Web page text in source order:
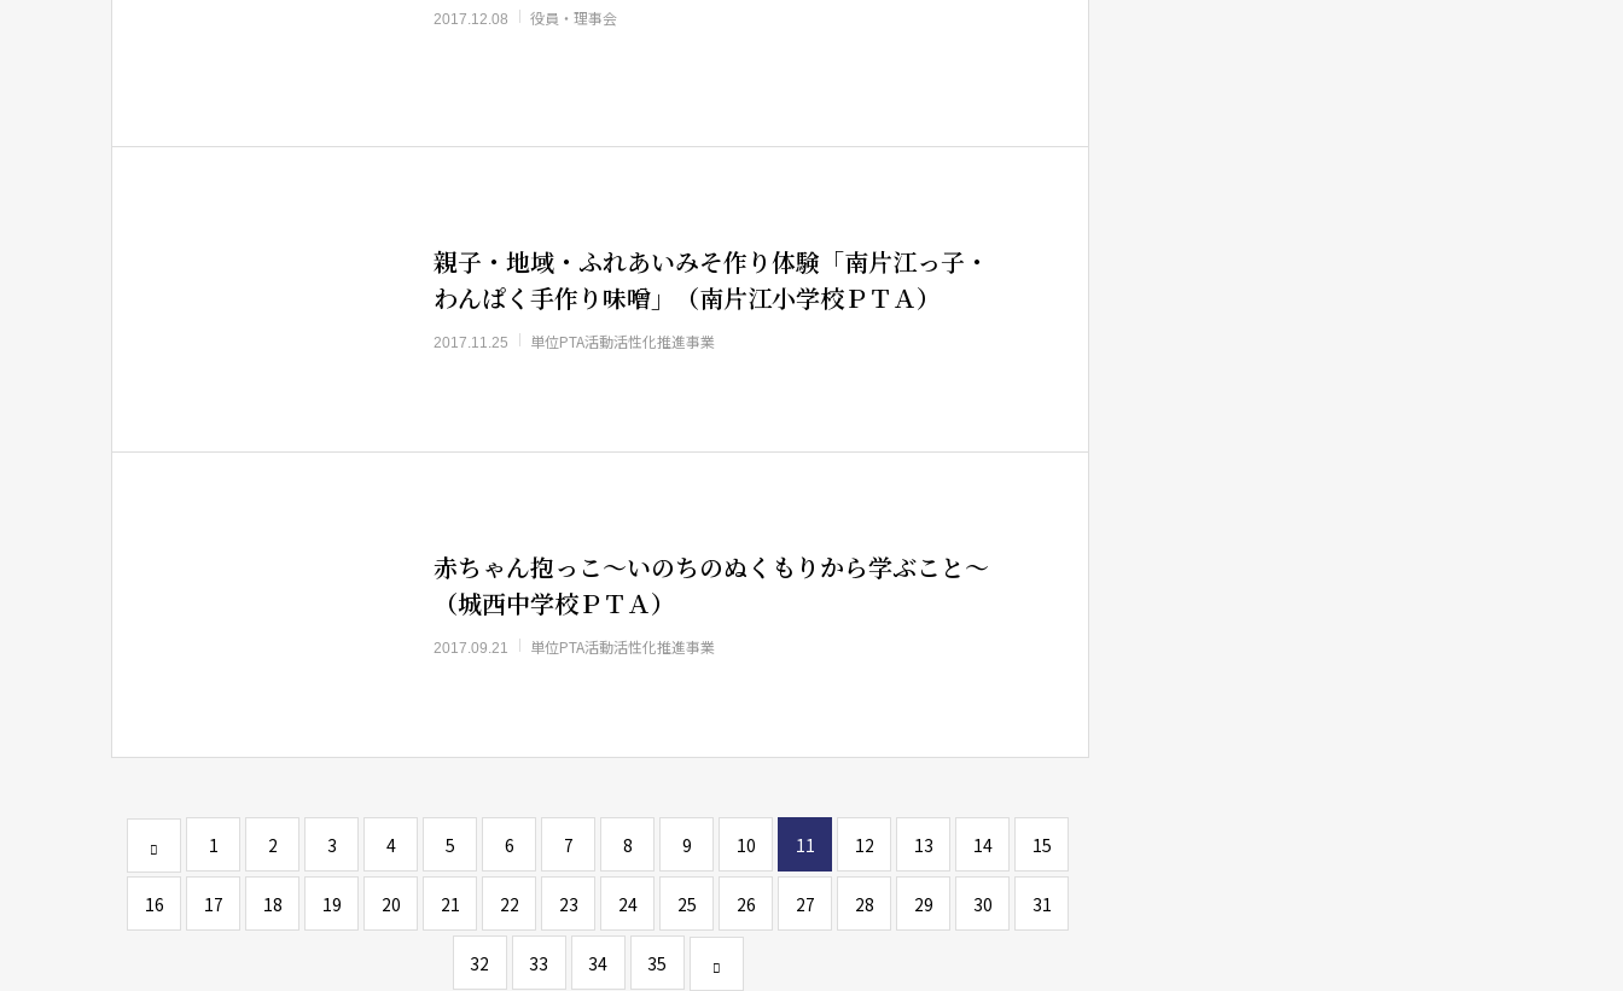
2017.12.08 役員・理事会
親子・地域・ふれあいみそ作り体験「南片江っ子・
わんぱく手作り味噌」（南片江小学校ＰＴＡ）
2017.11.25 単位PTA活動活性化推進事業
赤ちゃん抱っこ～いのちのぬくもりから学ぶこと～
（城西中学校ＰＴＡ）
2017.09.21 単位PTA活動活性化推進事業
1 2 3 4 5 6 7 8 9 10 11 12 13 14 15
16 17 18 19 20 21 22 23 24 25 26 27 28 29 30 31
32 33 34 35